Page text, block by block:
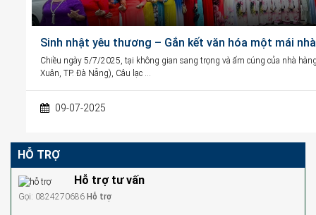
Sinh nhật yêu thương – Gắn kết văn hóa một mái nhà
Chiều ngày 5/7/2025, tại không gian sang trọng và ấm cúng của nhà
Xuân, TP. Đà Nẵng), Câu lạc …
09-07-2025
HỖ TRỢ
Hỗ trợ tư vấn
Gọi: 0824270686 Hỗ trợ